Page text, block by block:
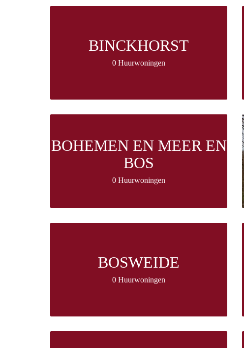
BINCKHORST
0 Huurwoningen
BOHEMEN EN MEER EN
BOS
0 Huurwoningen
BOSWEIDE
0 Huurwoningen